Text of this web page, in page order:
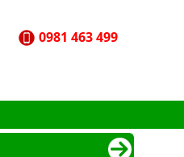
0981 463 499